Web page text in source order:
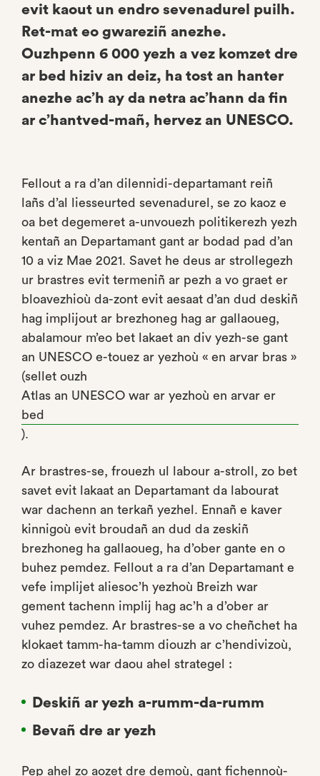
evit kaout un endro sevenadurel puilh.
Ret-mat eo gwareziñ anezhe.
Ouzhpenn 6 000 yezh a vez komzet dre
ar bed hiziv an deiz, ha tost an hanter
anezhe ac’h ay da netra ac’hann da fin
ar c’hantved-mañ, hervez an UNESCO.
Fellout a ra d’an dilennidi-departamant reiñ
lañs d’al liesseurted sevenadurel, se zo kaoz e
oa bet degemeret a-unvouezh politikerezh yezh
kentañ an Departamant gant ar bodad pad d’an
10 a viz Mae 2021. Savet he deus ar strollegezh
ur brastres evit termeniñ ar pezh a vo graet er
bloavezhioù da-zont evit aesaat d’an dud deskiñ
hag implijout ar brezhoneg hag ar gallaoueg,
abalamour m’eo bet lakaet an div yezh-se gant
an UNESCO e-touez ar yezhoù « en arvar bras »
(sellet ouzh
Atlas an UNESCO war ar yezhoù en arvar er
bed
).
Ar brastres-se, frouezh ul labour a-stroll, zo bet
savet evit lakaat an Departamant da labourat
war dachenn an terkañ yezhel. Ennañ e kaver
kinnigoù evit broudañ an dud da zeskiñ
brezhoneg ha gallaoueg, ha d’ober gante en o
buhez pemdez. Fellout a ra d’an Departamant e
vefe implijet aliesoc’h yezhoù Breizh war
gement tachenn implij hag ac’h a d’ober ar
vuhez pemdez. Ar brastres-se a vo cheñchet ha
klokaet tamm-ha-tamm diouzh ar c’hendivizoù,
zo diazezet war daou ahel strategel :
Deskiñ ar yezh a-rumm-da-rumm
Bevañ dre ar yezh
Pep ahel zo aozet dre demoù, gant fichennoù-